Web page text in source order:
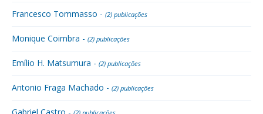
Francesco Tommasso - (2) publicações
Monique Coimbra - (2) publicações
Emílio H. Matsumura - (2) publicações
Antonio Fraga Machado - (2) publicações